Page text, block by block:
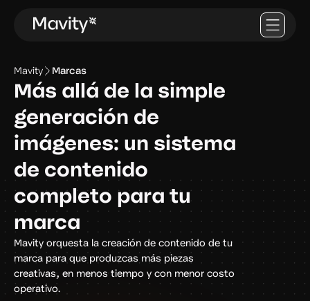
Mavity Marcas
Más allá de la simple
generación de
imágenes: un sistema
de contenido
completo para tu
marca
Mavity orquesta la creación de contenido de tu
marca para que produzcas más piezas
creativas, en menos tiempo y con menor costo
operativo.